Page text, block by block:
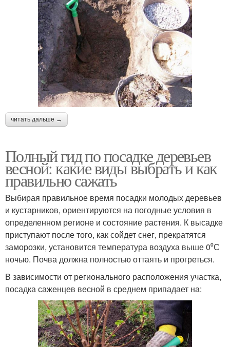
читать дальше →
Полный гид по посадке деревьев
весной: какие виды выбрать и как
правильно сажать
Выбирая правильное время посадки молодых деревьев
и кустарников, ориентируются на погодные условия в
определенном регионе и состояние растения. К высадке
приступают после того, как сойдет снег, прекратятся
заморозки, установится температура воздуха выше 0⁰С
ночью. Почва должна полностью оттаять и прогреться.
В зависимости от регионального расположения участка,
посадка саженцев весной в среднем припадает на: